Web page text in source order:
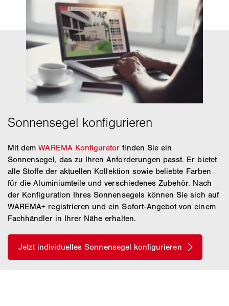
Mit demWAREMA Konfigurator finden Sie ein
Sonnensegel, das zu Ihren Anforderungen passt. Er bietet
alle Stoffe der aktuellen Kollektion sowie beliebte Farben
für die Aluminiumteile und verschiedenes Zubehör. Nach
der Konfiguration Ihres Sonnensegels können Sie sich auf
WAREMA+ registrieren und ein Sofort-Angebot von einem
Fachhändler in Ihrer Nähe erhalten.